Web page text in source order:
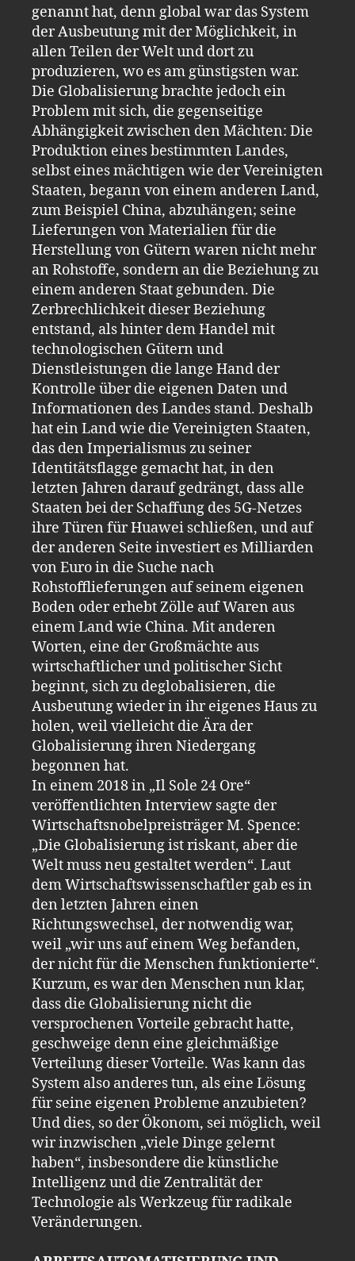
genannt hat, denn global war das System
der Ausbeutung mit der Möglichkeit, in
allen Teilen der Welt und dort zu
produzieren, wo es am günstigsten war.
Die Globalisierung brachte jedoch ein
Problem mit sich, die gegenseitige
Abhängigkeit zwischen den Mächten: Die
Produktion eines bestimmten Landes,
selbst eines mächtigen wie der Vereinigten
Staaten, begann von einem anderen Land,
zum Beispiel China, abzuhängen; seine
Lieferungen von Materialien für die
Herstellung von Gütern waren nicht mehr
an Rohstoffe, sondern an die Beziehung zu
einem anderen Staat gebunden. Die
Zerbrechlichkeit dieser Beziehung
entstand, als hinter dem Handel mit
technologischen Gütern und
Dienstleistungen die lange Hand der
Kontrolle über die eigenen Daten und
Informationen des Landes stand. Deshalb
hat ein Land wie die Vereinigten Staaten,
das den Imperialismus zu seiner
Identitätsflagge gemacht hat, in den
letzten Jahren darauf gedrängt, dass alle
Staaten bei der Schaffung des 5G-Netzes
ihre Türen für Huawei schließen, und auf
der anderen Seite investiert es Milliarden
von Euro in die Suche nach
Rohstofflieferungen auf seinem eigenen
Boden oder erhebt Zölle auf Waren aus
einem Land wie China. Mit anderen
Worten, eine der Großmächte aus
wirtschaftlicher und politischer Sicht
beginnt, sich zu deglobalisieren, die
Ausbeutung wieder in ihr eigenes Haus zu
holen, weil vielleicht die Ära der
Globalisierung ihren Niedergang
begonnen hat.
In einem 2018 in „Il Sole 24 Ore“
veröffentlichten Interview sagte der
Wirtschaftsnobelpreisträger M. Spence:
„Die Globalisierung ist riskant, aber die
Welt muss neu gestaltet werden“. Laut
dem Wirtschaftswissenschaftler gab es in
den letzten Jahren einen
Richtungswechsel, der notwendig war,
weil „wir uns auf einem Weg befanden,
der nicht für die Menschen funktionierte“.
Kurzum, es war den Menschen nun klar,
dass die Globalisierung nicht die
versprochenen Vorteile gebracht hatte,
geschweige denn eine gleichmäßige
Verteilung dieser Vorteile. Was kann das
System also anderes tun, als eine Lösung
für seine eigenen Probleme anzubieten?
Und dies, so der Ökonom, sei möglich, weil
wir inzwischen „viele Dinge gelernt
haben“, insbesondere die künstliche
Intelligenz und die Zentralität der
Technologie als Werkzeug für radikale
Veränderungen.